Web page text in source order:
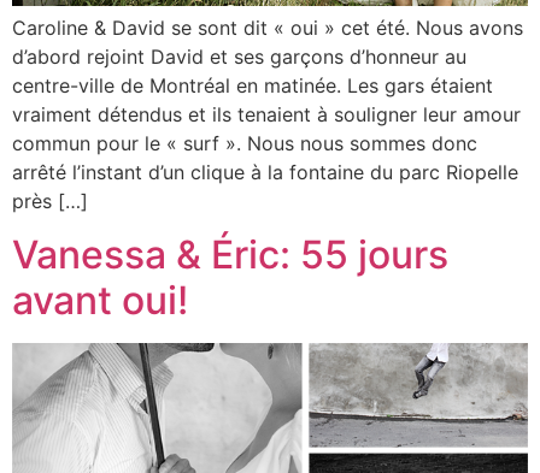
Caroline & David se sont dit « oui » cet été. Nous avons
d’abord rejoint David et ses garçons d’honneur au
centre-ville de Montréal en matinée. Les gars étaient
vraiment détendus et ils tenaient à souligner leur amour
commun pour le « surf ». Nous nous sommes donc
arrêté l’instant d’un clique à la fontaine du parc Riopelle
près […]
Vanessa & Éric: 55 jours
avant oui!